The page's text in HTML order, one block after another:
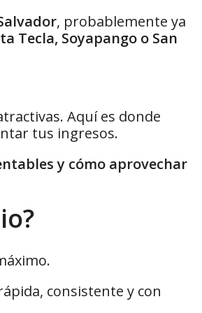
, probablemente ya
Tecla, Soyapango o San
Aquí es donde
tus ingresos.
y cómo aprovechar
consistente y con